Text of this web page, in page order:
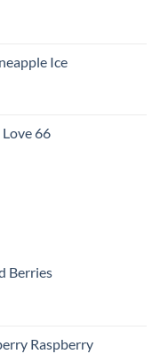
Ice
66
Berries
Raspberry